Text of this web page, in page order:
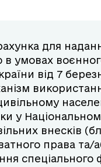
для
умовах
від 7
у
внесків
права та/